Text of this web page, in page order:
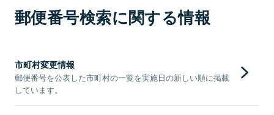
郵便番号検索に関する情報
市町村変更情報
郵便番号を公表した市町村の一覧を実施日の新しい順に掲載
しています。